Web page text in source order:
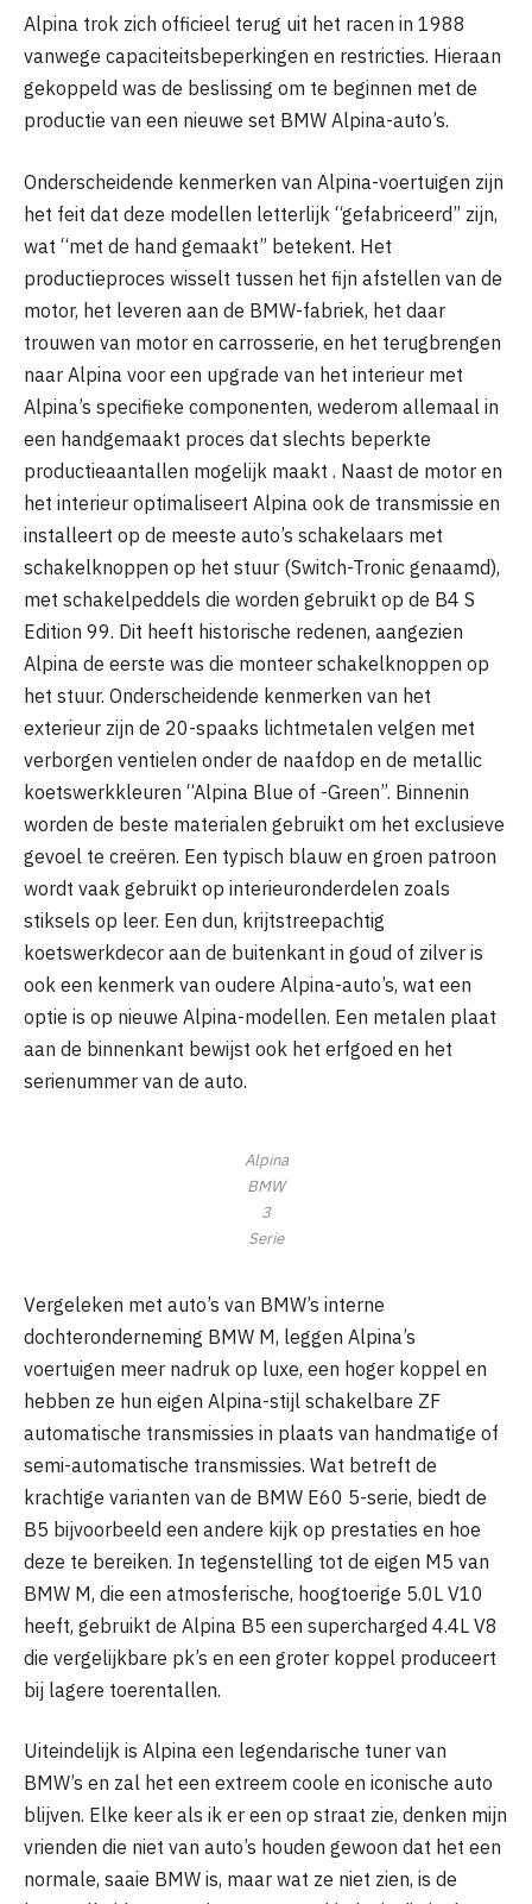
Alpina trok zich officieel terug uit het racen in 1988
vanwege capaciteitsbeperkingen en restricties. Hieraan
gekoppeld was de beslissing om te beginnen met de
productie van een nieuwe set BMW Alpina-auto’s.
Onderscheidende kenmerken van Alpina-voertuigen zijn
het feit dat deze modellen letterlijk “gefabriceerd” zijn,
wat “met de hand gemaakt” betekent. Het
productieproces wisselt tussen het fijn afstellen van de
motor, het leveren aan de BMW-fabriek, het daar
trouwen van motor en carrosserie, en het terugbrengen
naar Alpina voor een upgrade van het interieur met
Alpina’s specifieke componenten, wederom allemaal in
een handgemaakt proces dat slechts beperkte
productieaantallen mogelijk maakt . Naast de motor en
het interieur optimaliseert Alpina ook de transmissie en
installeert op de meeste auto’s schakelaars met
schakelknoppen op het stuur (Switch-Tronic genaamd),
met schakelpeddels die worden gebruikt op de B4 S
Edition 99. Dit heeft historische redenen, aangezien
Alpina de eerste was die monteer schakelknoppen op
het stuur. Onderscheidende kenmerken van het
exterieur zijn de 20-spaaks lichtmetalen velgen met
verborgen ventielen onder de naafdop en de metallic
koetswerkkleuren “Alpina Blue of -Green”. Binnenin
worden de beste materialen gebruikt om het exclusieve
gevoel te creëren. Een typisch blauw en groen patroon
wordt vaak gebruikt op interieuronderdelen zoals
stiksels op leer. Een dun, krijtstreepachtig
koetswerkdecor aan de buitenkant in goud of zilver is
ook een kenmerk van oudere Alpina-auto’s, wat een
optie is op nieuwe Alpina-modellen. Een metalen plaat
aan de binnenkant bewijst ook het erfgoed en het
serienummer van de auto.
Alpina
BMW
3
Serie
Vergeleken met auto’s van BMW’s interne
dochteronderneming BMW M, leggen Alpina’s
voertuigen meer nadruk op luxe, een hoger koppel en
hebben ze hun eigen Alpina-stijl schakelbare ZF
automatische transmissies in plaats van handmatige of
semi-automatische transmissies. Wat betreft de
krachtige varianten van de BMW E60 5-serie, biedt de
B5 bijvoorbeeld een andere kijk op prestaties en hoe
deze te bereiken. In tegenstelling tot de eigen M5 van
BMW M, die een atmosferische, hoogtoerige 5.0L V10
heeft, gebruikt de Alpina B5 een supercharged 4.4L V8
die vergelijkbare pk’s en een groter koppel produceert
bij lagere toerentallen.
Uiteindelijk is Alpina een legendarische tuner van
BMW’s en zal het een extreem coole en iconische auto
blijven. Elke keer als ik er een op straat zie, denken mijn
vrienden die niet van auto’s houden gewoon dat het een
normale, saaie BMW is, maar wat ze niet zien, is de